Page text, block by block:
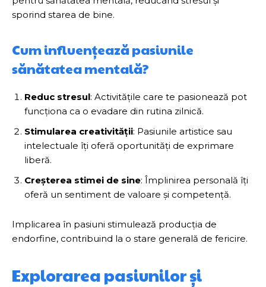
sporind starea de bine.
Cum influențează pasiunile
sănătatea mentală?
Reduc stresul: Activitățile care te pasionează pot
funcționa ca o evadare din rutina zilnică.
Stimularea creativității: Pasiunile artistice sau
intelectuale îți oferă oportunități de exprimare
liberă.
Creșterea stimei de sine: Împlinirea personală îți
oferă un sentiment de valoare și competență.
Implicarea în pasiuni stimulează producția de
endorfine, contribuind la o stare generală de fericire.
Explorarea pasiunilor și